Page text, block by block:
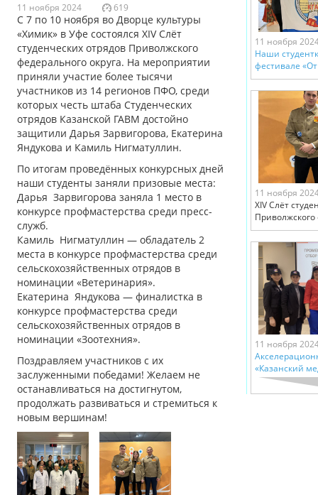
11 ноября 2024 619
С 7 по 10 ноября во Дворце культуры
«Химик» в Уфе состоялся XIV Слёт
студенческих отрядов Приволжского
федерального округа. На мероприятии
приняли участие более тысячи
участников из 14 регионов ПФО, среди
которых честь штаба Студенческих
отрядов Казанской ГАВМ достойно
защитили Дарья Зарвигорова, Екатерина
Яндукова и Камиль Нигматуллин.
По итогам проведённых конкурсных дней
наши студенты заняли призовые места:
Дарья Зарвигорова заняла 1 место в
конкурсе профмастерства среди пресс-
служб.
Камиль Нигматуллин — обладатель 2
места в конкурсе профмастерства среди
сельскохозяйственных отрядов в
номинации «Ветеринария».
Екатерина Яндукова — финалистка в
конкурсе профмастерства среди
сельскохозяйственных отрядов в
номинации «Зоотехния».
Поздравляем участников с их
заслуженными победами! Желаем не
останавливаться на достигнутом,
продолжать развиваться и стремиться к
новым вершинам!
11 ноября
Наши
фестивале
11 ноября
XIV Слёт
Приволжского
11 ноября
«Казанский